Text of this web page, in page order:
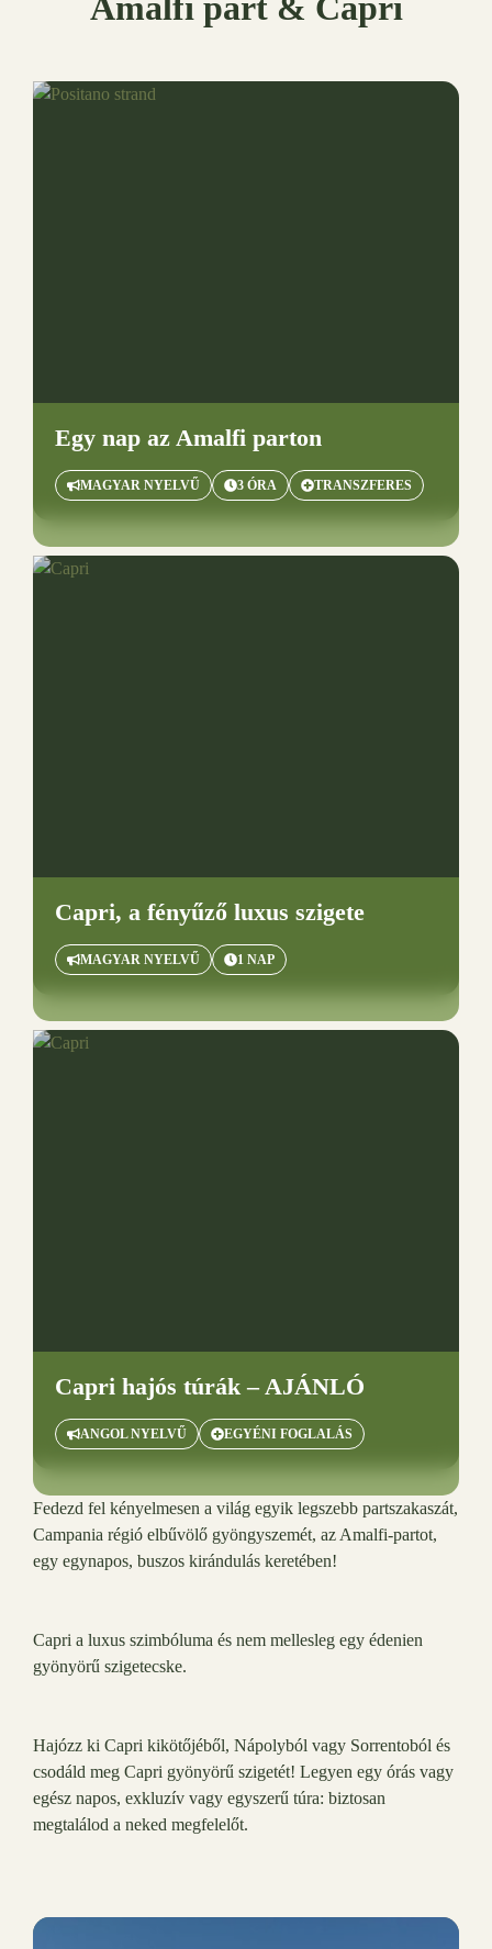
Amalfi part & Capri
Egy nap az Amalfi parton
MAGYAR NYELVŰ 3 ÓRA TRANSZFERES
Capri, a fényűző luxus szigete
MAGYAR NYELVŰ 1 NAP
Capri hajós túrák – AJÁNLÓ
ANGOL NYELVŰ EGYÉNI FOGLALÁS
Fedezd fel kényelmesen a világ egyik legszebb partszakaszát,
Campania régió elbűvölő gyöngyszemét, az Amalfi-partot,
egy egynapos, buszos kirándulás keretében!
Capri a luxus szimbóluma és nem mellesleg egy édenien
gyönyörű szigetecske.
Hajózz ki Capri kikötőjéből, Nápolyból vagy Sorrentoból és
csodáld meg Capri gyönyörű szigetét! Legyen egy órás vagy
egész napos, exkluzív vagy egyszerű túra: biztosan
megtalálod a neked megfelelőt.